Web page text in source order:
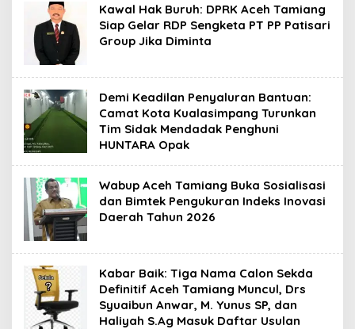
Kawal Hak Buruh: DPRK Aceh Tamiang
Siap Gelar RDP Sengketa PT PP Patisari
Group Jika Diminta
Demi Keadilan Penyaluran Bantuan:
Camat Kota Kualasimpang Turunkan
Tim Sidak Mendadak Penghuni
HUNTARA Opak
Wabup Aceh Tamiang Buka Sosialisasi
dan Bimtek Pengukuran Indeks Inovasi
Daerah Tahun 2026
Kabar Baik: Tiga Nama Calon Sekda
Definitif Aceh Tamiang Muncul, Drs
Syuaibun Anwar, M. Yunus SP, dan
Haliyah S.Ag Masuk Daftar Usulan